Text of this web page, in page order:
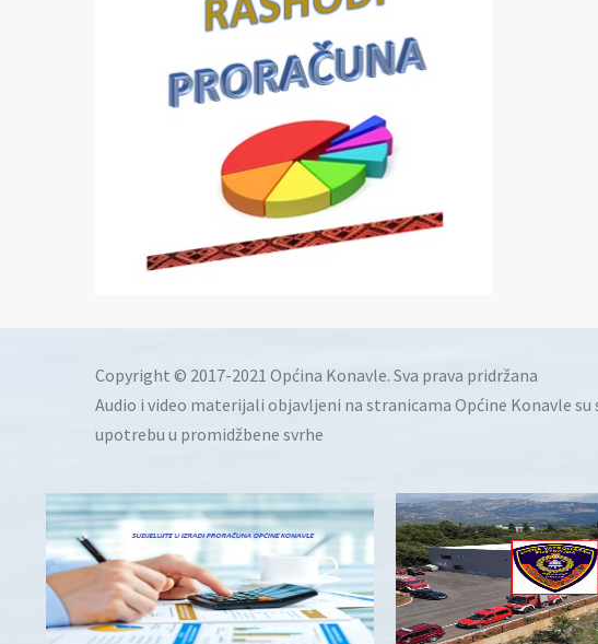
Copyright © 2017-2021 Općina Konavle. Sva prava pridržana
Audio i video materijali objavljeni na stranicama Općine Konavle
upotrebu u promidžbene svrhe